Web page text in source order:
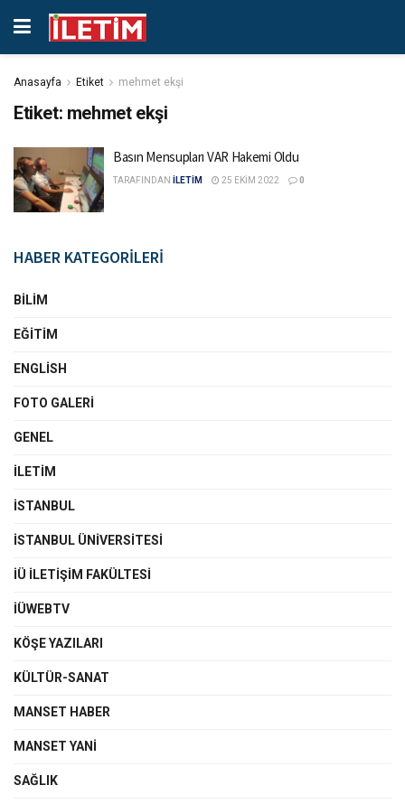
Anasayfa Etiket mehmet ekşi
Etiket: mehmet ekşi
Basın Mensupları VAR Hakemi Oldu
TARAFINDAN İLETİM 25 EKIM 2022 0
HABER KATEGORİLERİ
BILIM
EĞITIM
ENGLISH
FOTO GALERI
GENEL
İLETIM
İSTANBUL
İSTANBUL ÜNIVERSITESI
İÜ İLETIŞIM FAKÜLTESI
İÜWEBTV
KÖŞE YAZILARI
KÜLTÜR-SANAT
MANSET HABER
MANSET YANI
SAĞLIK